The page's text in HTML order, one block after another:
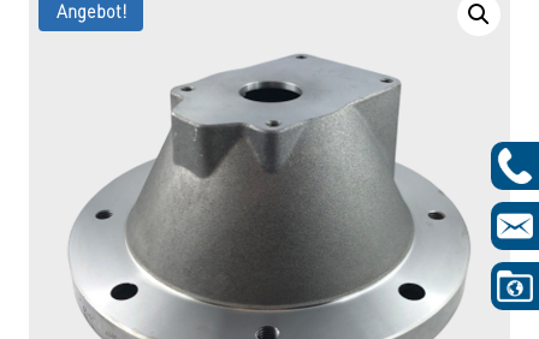
Angebot!